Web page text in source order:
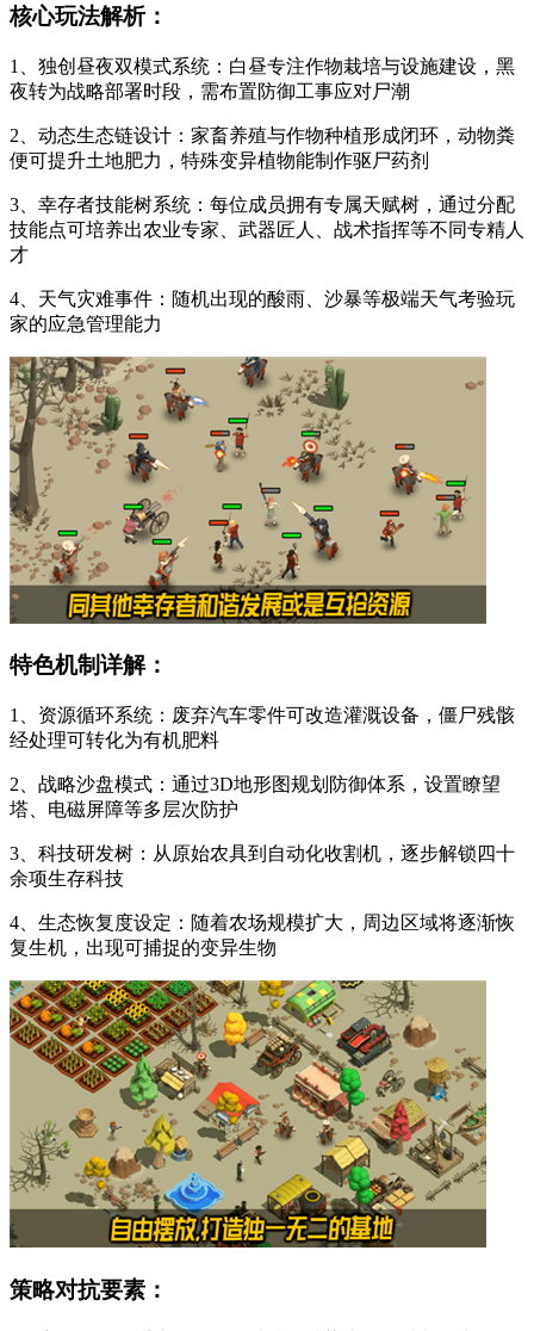
核心玩法解析：
1、独创昼夜双模式系统：白昼专注作物栽培与设施建设，黑
夜转为战略部署时段，需布置防御工事应对尸潮
2、动态生态链设计：家畜养殖与作物种植形成闭环，动物粪
便可提升土地肥力，特殊变异植物能制作驱尸药剂
3、幸存者技能树系统：每位成员拥有专属天赋树，通过分配
技能点可培养出农业专家、武器匠人、战术指挥等不同专精人
才
4、天气灾难事件：随机出现的酸雨、沙暴等极端天气考验玩
家的应急管理能力
特色机制详解：
1、资源循环系统：废弃汽车零件可改造灌溉设备，僵尸残骸
经处理可转化为有机肥料
2、战略沙盘模式：通过3D地形图规划防御体系，设置瞭望
塔、电磁屏障等多层次防护
3、科技研发树：从原始农具到自动化收割机，逐步解锁四十
余项生存科技
4、生态恢复度设定：随着农场规模扩大，周边区域将逐渐恢
复生机，出现可捕捉的变异生物
策略对抗要素：